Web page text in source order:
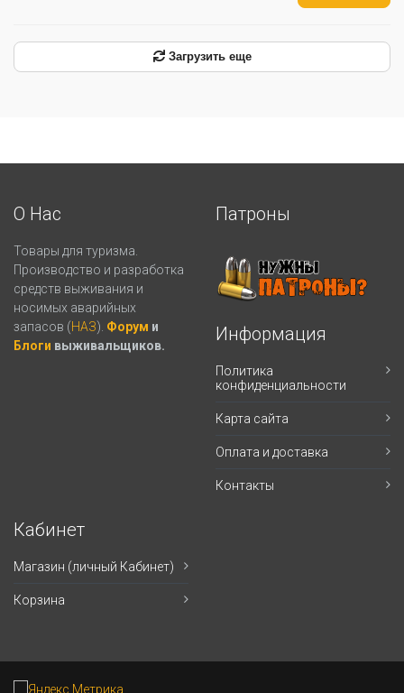
Загрузить еще
О Нас
Товары для туризма.
Производство и разработка
средств выживания и
носимых аварийных
запасов (НАЗ). Форум и
Блоги выживальщиков.
Патроны
Информация
Политика
конфиденциальности
Карта сайта
Оплата и доставка
Контакты
Кабинет
Магазин (личный Кабинет)
Корзина